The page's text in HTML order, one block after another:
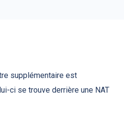
supplémentaire est
ci se trouve derrière une NAT